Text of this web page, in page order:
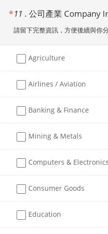
*11 . 公司產業 Company
請留下完整資訊，方便後續與你
Agriculture
Airlines / Aviation
Banking & Finance
Mining & Metals
Computers & Electronics
Consumer Goods
Education